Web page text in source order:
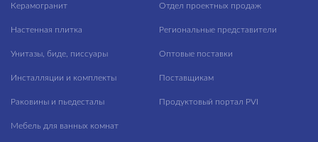
Керамогранит
Настенная плитка
Унитазы, биде, писсуары
Инсталляции и комплекты
Раковины и пьедесталы
Мебель для ванных комнат
Отдел проектных продаж
Региональные представители
Оптовые поставки
Поставщикам
Продуктовый портал PVI